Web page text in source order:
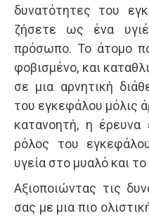
δυνατότητες του
ζήσετε ως ένα
πρόσωπο. Το άτομο
φοβισμένο, και
σε μια αρνητική
του εγκεφάλου μόλις
κατανοητή, η έρευνα
ρόλος του
υγεία στο μυαλό και
Αξιοποιώντας τις
σας με μια πιο